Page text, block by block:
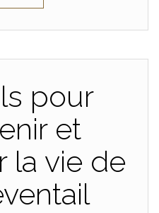
pour
et
la vie de